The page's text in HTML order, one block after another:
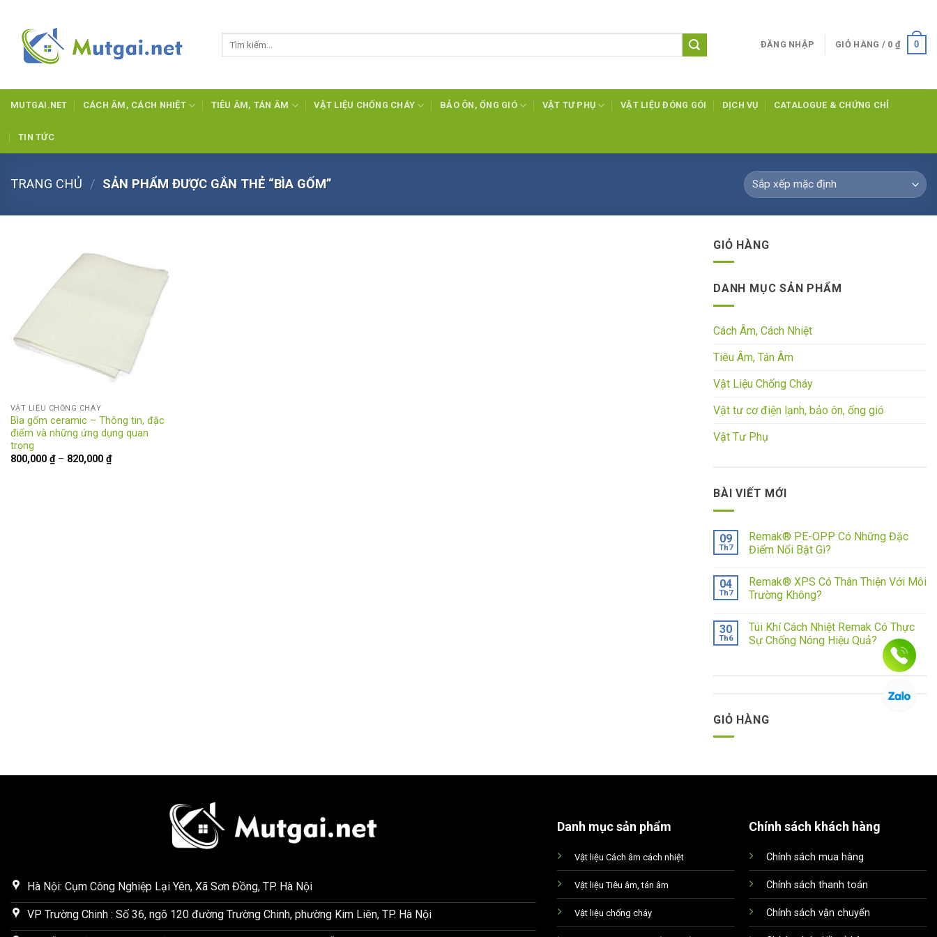
content
ĐĂNG NHẬP GIỎ HÀNG / 0 ₫ 0
MUTGAI.NET CÁCH ÂM, CÁCH NHIỆT TIÊU ÂM, TÁN ÂM VẬT LIỆU CHỐNG CHÁY BẢO ÔN, ỐNG GIÓ VẬT TƯ PHỤ VẬT LIỆU ĐÓNG GÓI DỊCH VỤ CATALOGUE & CHỨNG CHỈ
TIN TỨC
TRANG CHỦ / SẢN PHẨM ĐƯỢC GẮN THẺ “BÌA GỐM”
Add to
wishlist
VẬT LIỆU CHỐNG CHÁY
Bìa gốm ceramic – Thông tin, đặc
điểm và những ứng dụng quan
trọng
800,000 ₫ – 820,000 ₫Khoảng
giá:
GIỎ HÀNG
DANH MỤC SẢN PHẨM
Cách Âm, Cách Nhiệt
Tiêu Âm, Tán Âm
Vật Liệu Chống Cháy
Vật tư cơ điện lạnh, bảo ôn, ống gió
Vật Tư Phụ
BÀI VIẾT MỚI
09
Th7
Remak® PE-OPP Có Những Đặc
Điểm Nổi Bật Gì?
04
Th7
Remak® XPS Có Thân Thiện Với Môi
Trường Không?
30
Th6
Túi Khí Cách Nhiệt Remak Có Thực
Sự Chống Nóng Hiệu Quả?
GIỎ HÀNG
Hà Nội: Cụm Công Nghiệp Lại Yên, Xã Sơn Đồng, TP. Hà Nội
VP Trường Chinh : Số 36, ngõ 120 đường Trường Chinh, phường Kim Liên, TP. Hà Nội
Danh mục sản phẩm
Vật liệu Cách âm cách nhiệt
Vật liệu Tiêu âm, tán âm
Vật liệu chống cháy
Chính sách khách hàng
Chính sách mua hàng
Chính sách thanh toán
Chính sách vận chuyển
Xin chào! Em là chuyên
viên tư vấn của Remak